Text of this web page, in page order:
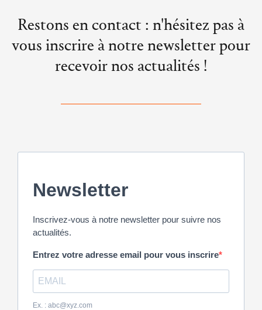
Restons en contact : n'hésitez pas à
vous inscrire à notre newsletter pour
recevoir nos actualités !
Newsletter
Inscrivez-vous à notre newsletter pour suivre nos
actualités.
Entrez votre adresse email pour vous inscrire
Ex. : abc@xyz.com